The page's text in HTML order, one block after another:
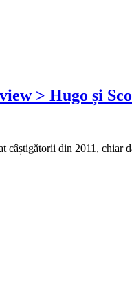
> Hugo și
câștigătorii din 2011, chiar